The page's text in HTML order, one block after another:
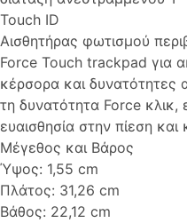
Touch ID
Αισθητήρας φωτισμού
Force Touch trackpad για
κέρσορα και δυνατότητες
τη δυνατότητα Force κλικ,
ευαισθησία στην πίεση
Μέγεθος και Βάρος
Ύψος: 1,55 cm
Πλάτος: 31,26 cm
Βάθος: 22,12 cm